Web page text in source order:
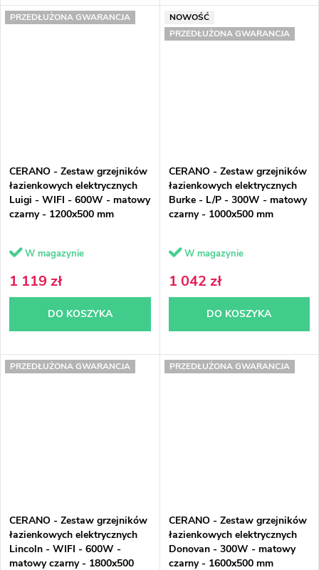
PRZEDŁUŻONA GWARANCJA
CERANO - Zestaw grzejników
łazienkowych elektrycznych
Luigi - WIFI - 600W - matowy
czarny - 1200x500 mm
W magazynie
1 119 zł
DO KOSZYKA
NOWOŚĆ
PRZEDŁUŻONA GWARANCJA
CERANO - Zestaw grzejników
łazienkowych elektrycznych
Burke - L/P - 300W - matowy
czarny - 1000x500 mm
W magazynie
1 042 zł
DO KOSZYKA
PRZEDŁUŻONA GWARANCJA
CERANO - Zestaw grzejników
łazienkowych elektrycznych
Lincoln - WIFI - 600W -
matowy czarny - 1800x500
PRZEDŁUŻONA GWARANCJA
CERANO - Zestaw grzejników
łazienkowych elektrycznych
Donovan - 300W - matowy
czarny - 1600x500 mm